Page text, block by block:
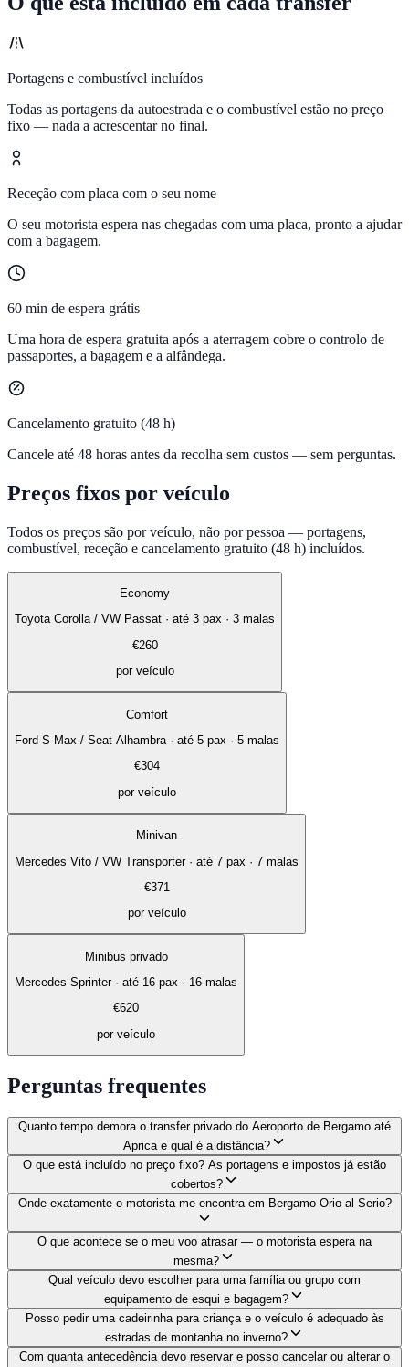
Portagens e combustível incluídos
Todas as portagens da autoestrada e o combustível estão no preço
fixo — nada a acrescentar no final.
Receção com placa com o seu nome
O seu motorista espera nas chegadas com uma placa, pronto a ajudar
com a bagagem.
60 min de espera grátis
Uma hora de espera gratuita após a aterragem cobre o controlo de
passaportes, a bagagem e a alfândega.
Cancelamento gratuito (48 h)
Cancele até 48 horas antes da recolha sem custos — sem perguntas.
Preços fixos por veículo
Todos os preços são por veículo, não por pessoa — portagens,
combustível, receção e cancelamento gratuito (48 h) incluídos.
Economy
Toyota Corolla / VW Passat · até 3 pax · 3 malas
€260
por veículo
Comfort
Ford S-Max / Seat Alhambra · até 5 pax · 5 malas
€304
por veículo
Minivan
Mercedes Vito / VW Transporter· até 7 pax · 7 malas
€371
por veículo
Minibus privado
Mercedes Sprinter· até 16 pax · 16 malas
€620
por veículo
Perguntas frequentes
Quanto tempo demora o transfer privado do Aeroporto de Bergamo até
Aprica e qual é a distância?
O que está incluído no preço fixo? As portagens e impostos já estão
cobertos?
Onde exatamente o motorista me encontra em Bergamo Orio al Serio?
O que acontece se o meu voo atrasar — o motorista espera na
mesma?
Qual veículo devo escolher para uma família ou grupo com
equipamento de esqui e bagagem?
Posso pedir uma cadeirinha para criança e o veículo é adequado às
estradas de montanha no inverno?
Com quanta antecedência devo reservar e posso cancelar ou alterar o